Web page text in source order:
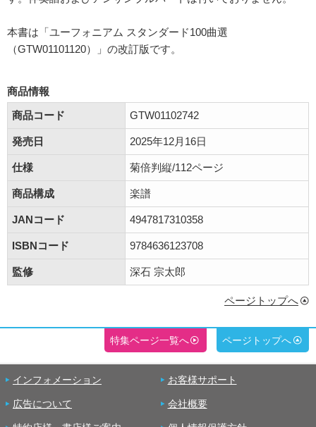
本書は「ユーフォニアム スタンダード100曲選
（GTW01101120）」の改訂版です。
商品情報
商品コード
GTW01102742
発売日 2025年12月16日
仕様 菊倍判縦/112ページ
商品構成 楽譜
JANコード 4947817310358
ISBNコード 9784636123708
監修 深石 宗太郎
ページトップへ
特集ページ一覧へ ページトップへ
インフォメーション お客様サポート
広告について 会社概要